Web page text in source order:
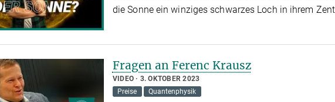
die Sonne ein winziges schwarzes Loch in ihrem
Fragen an Ferenc Krausz
VIDEO
3. OKTOBER 2023
Preise
Quantenphysik